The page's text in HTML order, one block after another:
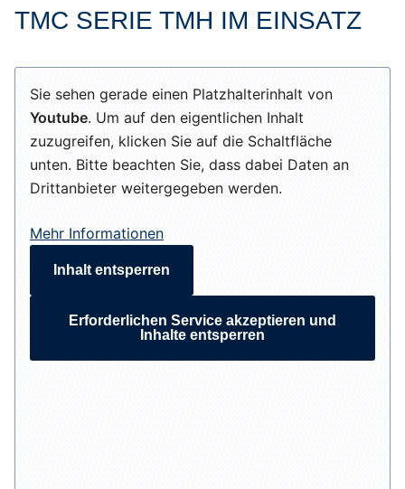
TMC SERIE TMH IM EINSATZ
Sie sehen gerade einen Platzhalterinhalt von
Youtube. Um auf den eigentlichen Inhalt
zuzugreifen, klicken Sie auf die Schaltfläche
unten. Bitte beachten Sie, dass dabei Daten an
Drittanbieter weitergegeben werden.
Mehr Informationen
Inhalt entsperren
Erforderlichen Service akzeptieren und
Inhalte entsperren